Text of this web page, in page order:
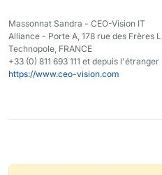
Massonnat Sandra - CEO-Vision IT
Alliance - Porte A, 178 rue des Frères
Technopole, FRANCE
+33 (0) 811 693 111 et depuis
https://www.ceo-vision.com